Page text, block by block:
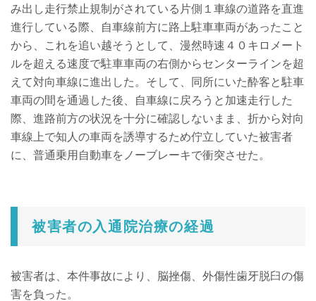
み出し走行禁止規制がされている片側１車線の道路を直進
進行している際、自車線前方に路上駐車車両があったこと
から、これを追い越そうとして、漫然時速４０キロメート
ルを超える速度で駐車車両の右側からセンターラインを超
えて対向車線に進出した。そして、同所にいた酔客と駐車
車両の間を通過した後、自車線に戻ろうと加速走行した
際、進路前方の状況を十分に確認しないまま、折から対向
車線上で知人の車両を誘導するため佇立していた被害者
に、普通乗用自動車をノーブレーキで衝突させた。
被害者の入通院治療の経過
被害者は、本件事故により、脳挫傷、外傷性歯牙脱臼の傷
害を負った。